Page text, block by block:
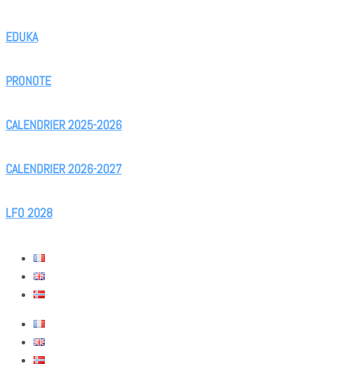
EDUKA
PRONOTE
CALENDRIER 2025-2026
CALENDRIER 2026-2027
LFO 2028